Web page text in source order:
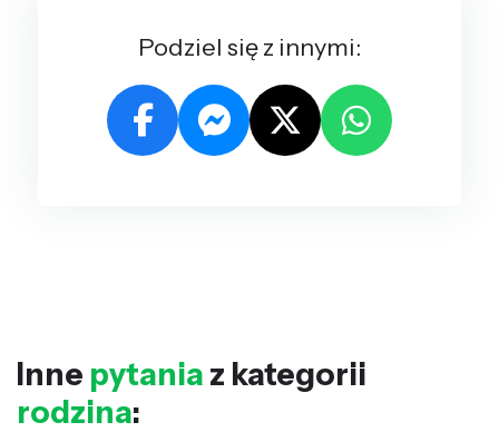
Podziel się z innymi:
Inne pytania z kategorii
rodzina: